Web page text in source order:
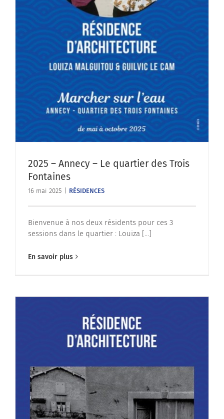
2025 – Annecy – Le quartier des Trois
Fontaines
16 mai 2025 RÉSIDENCES
Bienvenue à nos deux résidents pour ces 3
sessions dans le quartier : Louiza [...]
En savoir plus